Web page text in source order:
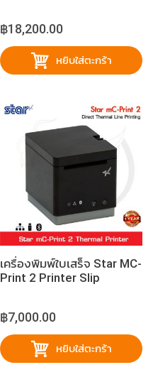
฿18,200.00
หยิบใส่ตะกร้า
เครื่องพิมพ์ใบเสร็จ Star MC-
Print 2 Printer Slip
฿7,000.00
หยิบใส่ตะกร้า